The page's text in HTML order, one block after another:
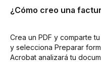
¿Cómo creo una
Crea un PDF y comparte
y selecciona Preparar
Acrobat analizará tu